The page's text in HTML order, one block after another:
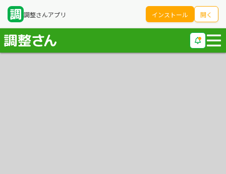
調整さんアプリ インストール 開く